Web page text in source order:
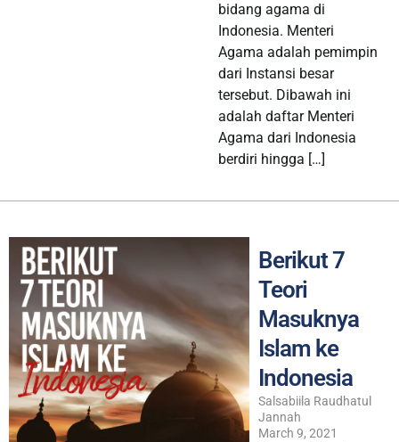
bidang agama di
Indonesia. Menteri
Agama adalah pemimpin
dari Instansi besar
tersebut. Dibawah ini
adalah daftar Menteri
Agama dari Indonesia
berdiri hingga […]
Berikut 7
Teori
Masuknya
Islam ke
Indonesia
Salsabiila Raudhatul
Jannah
March 9, 2021